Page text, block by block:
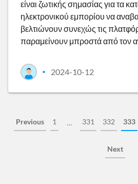
είναι ζωτικής σημασίας για τα
ηλεκτρονικού εμπορίου να
βελτιώνουν συνεχώς τις
παραμείνουν μπροστά από τον
• 2024-10-12
Previous 1 … 331 332 333
Next